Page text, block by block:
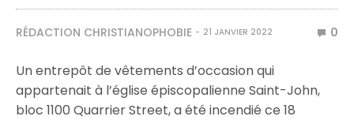
RÉDACTION CHRISTIANOPHOBIE 21 JANVIER 2022 0
Un entrepôt de vêtements d’occasion qui
appartenait à l’église épiscopalienne Saint-John,
bloc 1100 Quarrier Street, a été incendié ce 18